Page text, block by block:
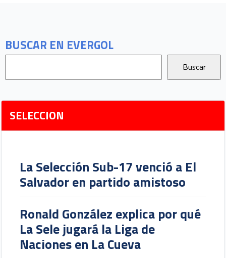
BUSCAR EN EVERGOL
SELECCION
La Selección Sub-17 venció a El
Salvador en partido amistoso
Ronald González explica por qué
La Sele jugará la Liga de
Naciones en La Cueva